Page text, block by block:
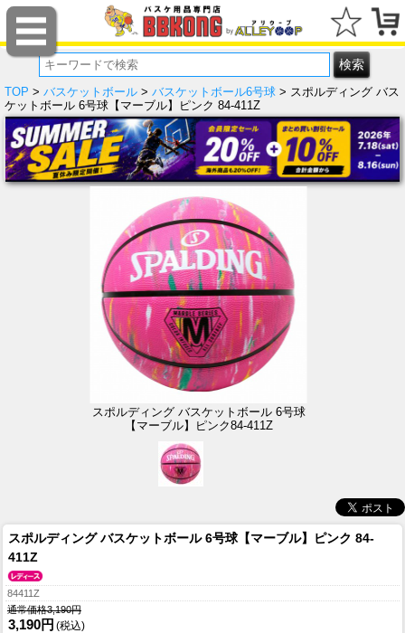
TOP > バスケットボール > バスケットボール6号球 > スポルディング バス
ケットボール 6号球【マーブル】ピンク 84-411Z
スポルディング バスケットボール 6号球
【マーブル】ピンク84-411Z
スポルディング バスケットボール 6号球【マーブル】ピンク 84-
411Z
84411Z
通常価格3,190円
3,190円 (税込)